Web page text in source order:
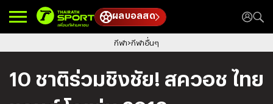
ผลบอลสด
กีฬา กีฬาอื่นๆ
10 ชาติร่วมชิงชัย! สควอช ไทย